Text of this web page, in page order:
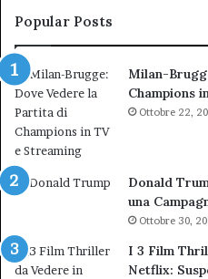
del
Popular Posts
Milan-
Champions
Ottobre 22,
Donald
una
Ottobre 30,
I 3 Film
Netflix: